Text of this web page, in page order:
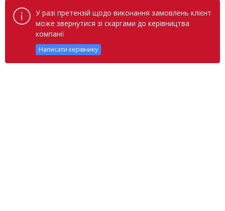
У разі претензій щодо виконання замовлень клієнт
може звернутися зі скаргами до керівництва
компанії
Написати керівнику